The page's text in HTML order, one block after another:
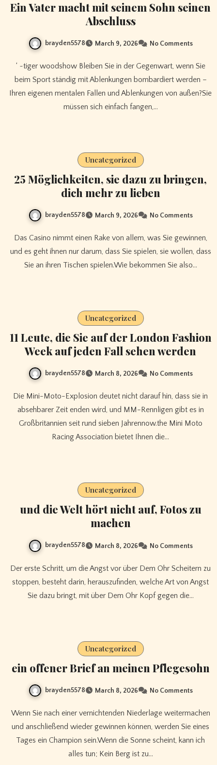
Ein Vater macht mit seinem Sohn seinen
Abschluss
brayden5578 March 9, 2026 No Comments
‘ ~tiger woodshow Bleiben Sie in der Gegenwart, wenn Sie
beim Sport ständig mit Ablenkungen bombardiert werden –
Ihren eigenen mentalen Fallen und Ablenkungen von außen?Sie
müssen sich einfach fangen,…
Uncategorized
25 Möglichkeiten, sie dazu zu bringen,
dich mehr zu lieben
brayden5578 March 9, 2026 No Comments
Das Casino nimmt einen Rake von allem, was Sie gewinnen,
und es geht ihnen nur darum, dass Sie spielen, sie wollen, dass
Sie an ihren Tischen spielen.Wie bekommen Sie also…
Uncategorized
11 Leute, die Sie auf der London Fashion
Week auf jeden Fall sehen werden
brayden5578 March 8, 2026 No Comments
Die Mini-Moto-Explosion deutet nicht darauf hin, dass sie in
absehbarer Zeit enden wird, und MM-Rennligen gibt es in
Großbritannien seit rund sieben Jahrennow.the Mini Moto
Racing Association bietet Ihnen die…
Uncategorized
und die Welt hört nicht auf, Fotos zu
machen
brayden5578 March 8, 2026 No Comments
Der erste Schritt, um die Angst vor über Dem Ohr Scheitern zu
stoppen, besteht darin, herauszufinden, welche Art von Angst
Sie dazu bringt, mit über Dem Ohr Kopf gegen die…
Uncategorized
ein offener Brief an meinen Pflegesohn
brayden5578 March 8, 2026 No Comments
Wenn Sie nach einer vernichtenden Niederlage weitermachen
und anschließend wieder gewinnen können, werden Sie eines
Tages ein Champion sein.Wenn die Sonne scheint, kann ich
alles tun; Kein Berg ist zu…